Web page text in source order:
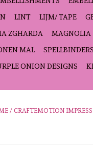
LINT LIJM/ TAPE
ZGHARDA MAGNOLIA
MAL SPELLBINDERS
ONION DESIGNS
/ CRAFTEMOTION IMPRESS